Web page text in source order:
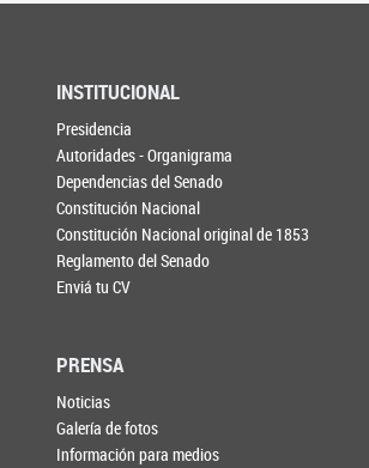
INSTITUCIONAL
Presidencia
Autoridades - Organigrama
Dependencias del Senado
Constitución Nacional
Constitución Nacional original de 1853
Reglamento del Senado
Enviá tu CV
PRENSA
Noticias
Galería de fotos
Información para medios